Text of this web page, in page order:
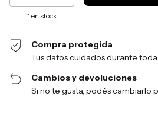
1 en stock
Compra protegida
Tus datos cuidados durante
Cambios y devoluciones
Si no te gusta, podés cambiarlo